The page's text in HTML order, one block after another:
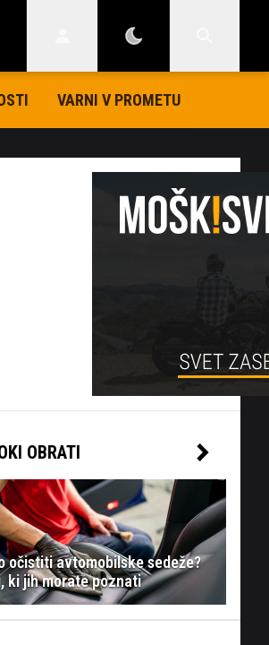
VARNI V PROMETU
OBRATI
očistiti avtomobilske sedeže?
ki jih morate poznati